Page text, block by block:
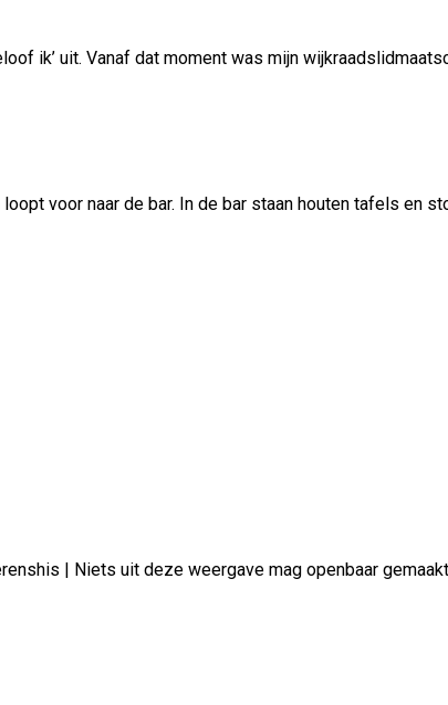
ik’ uit. Vanaf dat moment was mijn
voor naar de bar. In de bar staan houten tafels en
| Niets uit deze weergave mag openbaar